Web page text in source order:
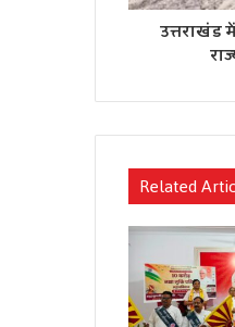
उत्तराखंड
Related